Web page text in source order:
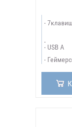
USB A